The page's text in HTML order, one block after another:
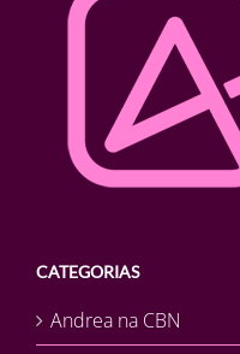
CATEGORIAS
Andrea na CBN